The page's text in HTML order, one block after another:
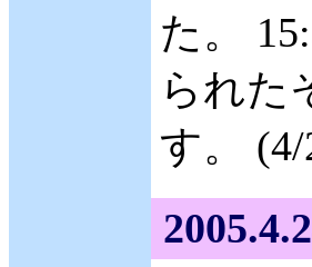
た。
られた
す。